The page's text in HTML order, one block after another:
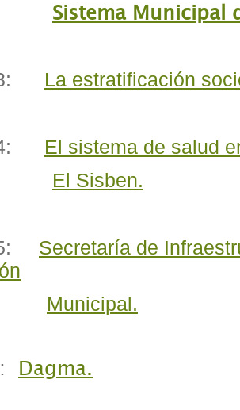
Sistema Municipal
3: La estratificación
4: El sistema de salud
El Sisben.
5: Secretaría de
Municipal.
Dagma.